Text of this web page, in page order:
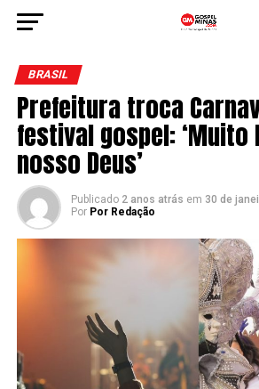
BRASIL
Prefeitura troca
festival gospel: ‘Muito
nosso Deus’
Publicado 2 anos atrás em 30 de
Por Por Redação